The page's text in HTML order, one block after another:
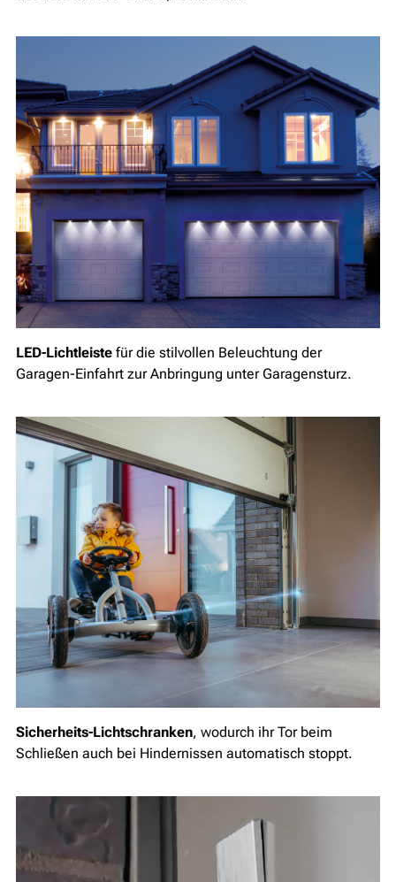
LED-Lichtleiste für die stilvollen Beleuchtung der
Garagen-Einfahrt zur Anbringung unter Garagensturz.
Sicherheits-Lichtschranken, wodurch ihr Tor beim
Schließen auch bei Hindernissen automatisch stoppt.